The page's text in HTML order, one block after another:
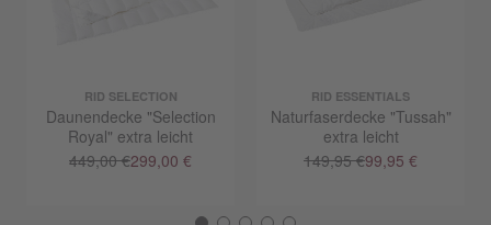
RID SELECTION
Daunendecke "Selection
Royal" extra leicht
449,00 €299,00 €
RID ESSENTIALS
Naturfaserdecke "Tussah"
extra leicht
149,95 €99,95 €